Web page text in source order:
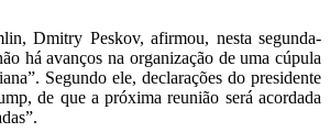
Dmitry Peskov, afirmou, nesta segunda-
há avanços na organização de uma cúpula
Segundo ele, declarações do presidente
de que a próxima reunião será acordada